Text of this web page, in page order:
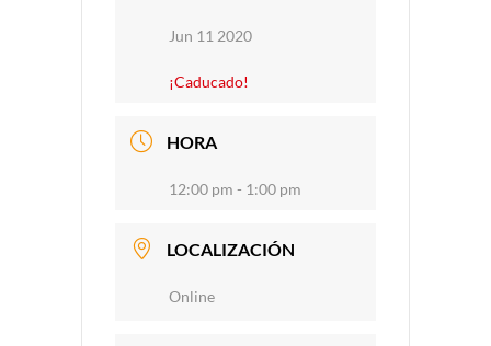
Jun 11 2020
¡Caducado!
HORA
12:00 pm - 1:00 pm
LOCALIZACIÓN
Online